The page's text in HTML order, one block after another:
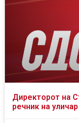
Директорот на
речник на